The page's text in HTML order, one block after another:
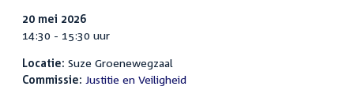
20 mei 2026
14:30 - 15:30 uur
Locatie: Suze Groenewegzaal
Commissie: Justitie en Veiligheid